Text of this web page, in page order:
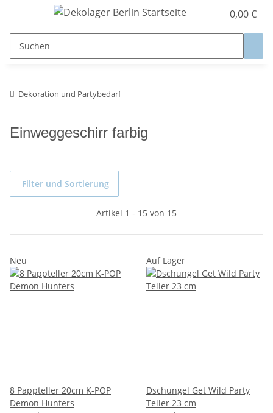
0,00 €
Dekoration und Partybedarf
Einweggeschirr farbig
Filter und Sortierung
Artikel 1 - 15 von 15
Neu
8 Pappteller 20cm K-POP
Demon Hunters
Auf Lager
Dschungel Get Wild Party
Teller 23 cm